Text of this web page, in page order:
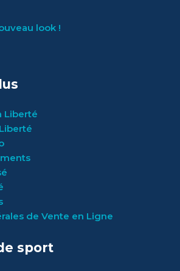
look !
Liberté
de Vente en Ligne
sport